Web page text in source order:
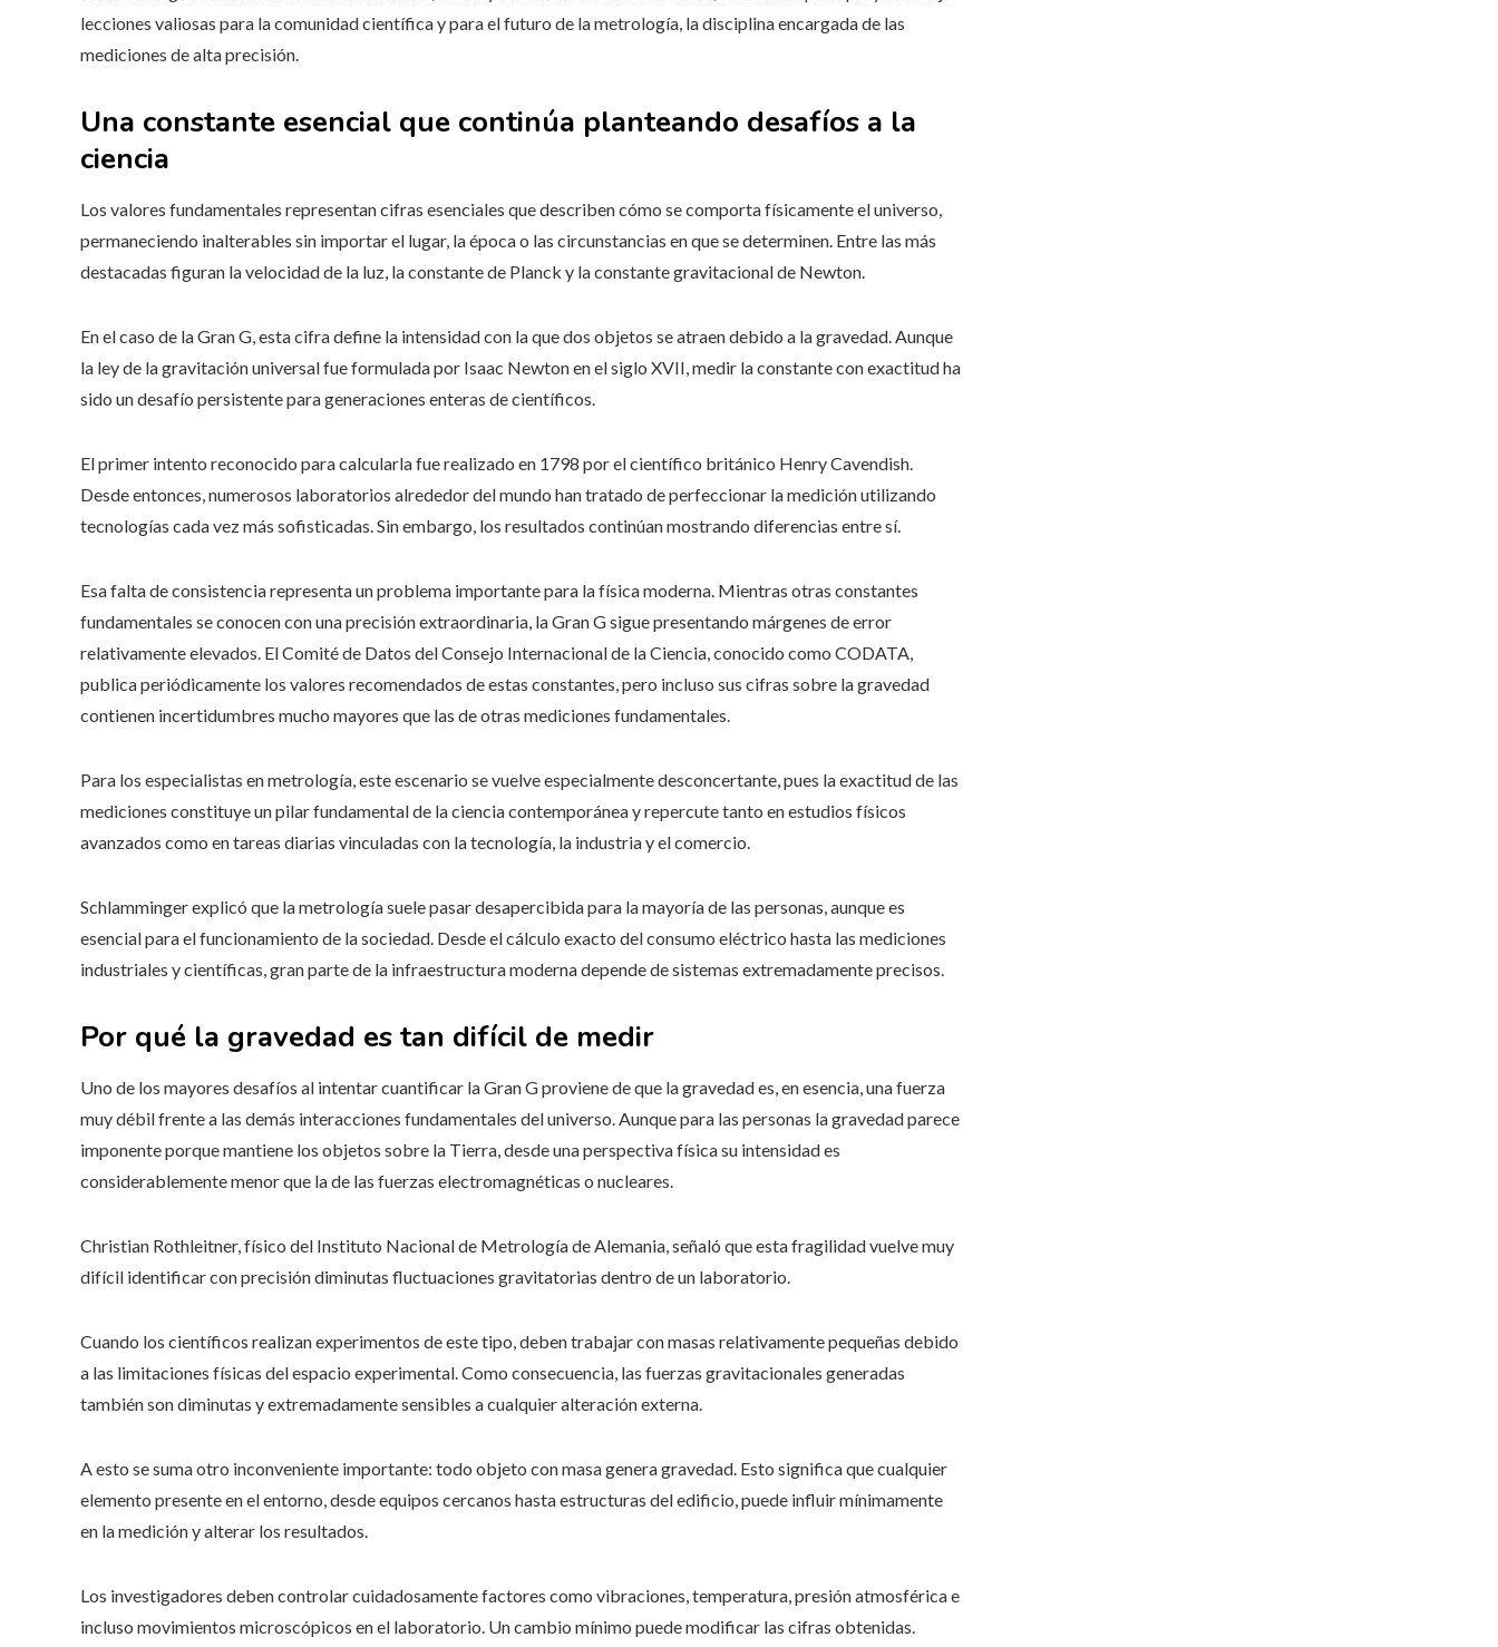
lecciones valiosas para la comunidad científica y para el futuro de la metrología, la disciplina encargada de las
mediciones de alta precisión.
Una constante esencial que continúa planteando desafíos a la
ciencia
Los valores fundamentales representan cifras esenciales que describen cómo se comporta físicamente el universo,
permaneciendo inalterables sin importar el lugar, la época o las circunstancias en que se determinen. Entre las más
destacadas figuran la velocidad de la luz, la constante de Planck y la constante gravitacional de Newton.
En el caso de la Gran G, esta cifra define la intensidad con la que dos objetos se atraen debido a la gravedad. Aunque
la ley de la gravitación universal fue formulada por Isaac Newton en el siglo XVII, medir la constante con exactitud ha
sido un desafío persistente para generaciones enteras de científicos.
El primer intento reconocido para calcularla fue realizado en 1798 por el científico británico Henry Cavendish.
Desde entonces, numerosos laboratorios alrededor del mundo han tratado de perfeccionar la medición utilizando
tecnologías cada vez más sofisticadas. Sin embargo, los resultados continúan mostrando diferencias entre sí.
Esa falta de consistencia representa un problema importante para la física moderna. Mientras otras constantes
fundamentales se conocen con una precisión extraordinaria, la Gran G sigue presentando márgenes de error
relativamente elevados. El Comité de Datos del Consejo Internacional de la Ciencia, conocido como CODATA,
publica periódicamente los valores recomendados de estas constantes, pero incluso sus cifras sobre la gravedad
contienen incertidumbres mucho mayores que las de otras mediciones fundamentales.
Para los especialistas en metrología, este escenario se vuelve especialmente desconcertante, pues la exactitud de las
mediciones constituye un pilar fundamental de la ciencia contemporánea y repercute tanto en estudios físicos
avanzados como en tareas diarias vinculadas con la tecnología, la industria y el comercio.
Schlamminger explicó que la metrología suele pasar desapercibida para la mayoría de las personas, aunque es
esencial para el funcionamiento de la sociedad. Desde el cálculo exacto del consumo eléctrico hasta las mediciones
industriales y científicas, gran parte de la infraestructura moderna depende de sistemas extremadamente precisos.
Por qué la gravedad es tan difícil de medir
Uno de los mayores desafíos al intentar cuantificar la Gran G proviene de que la gravedad es, en esencia, una fuerza
muy débil frente a las demás interacciones fundamentales del universo. Aunque para las personas la gravedad parece
imponente porque mantiene los objetos sobre la Tierra, desde una perspectiva física su intensidad es
considerablemente menor que la de las fuerzas electromagnéticas o nucleares.
Christian Rothleitner, físico del Instituto Nacional de Metrología de Alemania, señaló que esta fragilidad vuelve muy
difícil identificar con precisión diminutas fluctuaciones gravitatorias dentro de un laboratorio.
Cuando los científicos realizan experimentos de este tipo, deben trabajar con masas relativamente pequeñas debido
a las limitaciones físicas del espacio experimental. Como consecuencia, las fuerzas gravitacionales generadas
también son diminutas y extremadamente sensibles a cualquier alteración externa.
A esto se suma otro inconveniente importante: todo objeto con masa genera gravedad. Esto significa que cualquier
elemento presente en el entorno, desde equipos cercanos hasta estructuras del edificio, puede influir mínimamente
en la medición y alterar los resultados.
Los investigadores deben controlar cuidadosamente factores como vibraciones, temperatura, presión atmosférica e
incluso movimientos microscópicos en el laboratorio. Un cambio mínimo puede modificar las cifras obtenidas.